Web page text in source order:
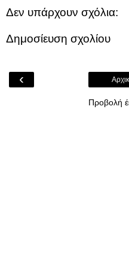
Δεν υπάρχουν σχόλια:
Δημοσίευση σχολίου
‹
Προβολή